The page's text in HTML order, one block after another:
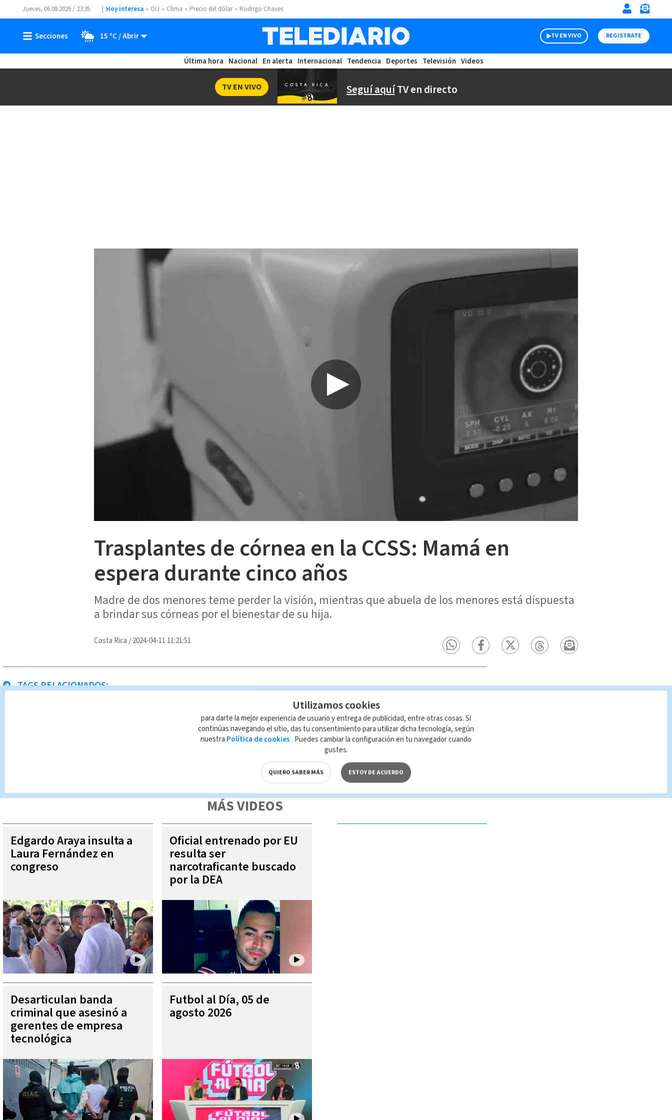
Jueves, 06.08.2026 / 23:35 Hoy interesa OIJ Clima Precio del dólar Rodrigo Chaves
15 ºC TV EN VIVO REGISTRATE
Última hora Nacional En alerta Internacional Tendencia Deportes Televisión Videos
Seguí aquíTV en directo
TV EN VIVO
Trasplantes de córnea en la CCSS: Mamá en
espera durante cinco años
Madre de dos menores teme perder la visión, mientras que abuela de los menores está dispuesta
a brindar sus córneas por el bienestar de su hija.
Costa Rica /2024-04-11 11:21:51
TAGS RELACIONADOS:
Queda prohibida la reproducción total o parcial del contenido de esta página, mismo que es propiedad de TELEDIARIO; su reproducción no
autorizada constituye una infracción y un delito de conformidad con las leyes aplicables.
MÁS VIDEOS
Edgardo Araya insulta a
Laura Fernández en
congreso
Oficial entrenado por EU
resulta ser
narcotraficante buscado
por la DEA
Desarticulan banda
criminal que asesinó a
gerentes de empresa
tecnológica
Futbol al Día, 05 de
agosto 2026
Utilizamos cookies
para darte la mejor experiencia de usuario y entrega de publicidad, entre otras cosas. Si
continúas navegando el sitio, das tu consentimiento para utilizar dicha tecnología, según
nuestra Política de cookies . Puedes cambiar la configuración en tu navegador cuando
gustes.
QUIERO SABER MÁS ESTOY DE ACUERDO